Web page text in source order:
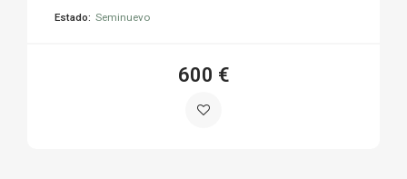
Estado: Seminuevo
600 €